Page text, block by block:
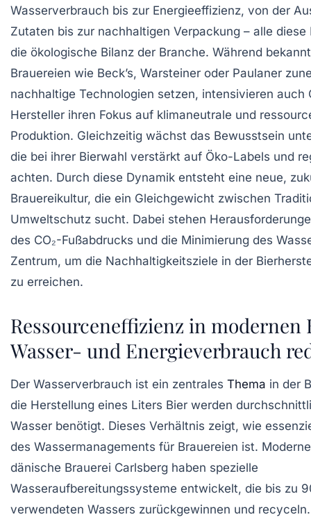
Wasserverbrauch bis zur Energieeffizienz, von der
Zutaten bis zur nachhaltigen Verpackung – alle diese
die ökologische Bilanz der Branche. Während
Brauereien wie Beck’s, Warsteiner oder Paulaner
nachhaltige Technologien setzen, intensivieren auch
Hersteller ihren Fokus auf klimaneutrale und
Produktion. Gleichzeitig wächst das Bewusstsein
die bei ihrer Bierwahl verstärkt auf Öko-Labels und
achten. Durch diese Dynamik entsteht eine neue,
Brauereikultur, die ein Gleichgewicht zwischen
Umweltschutz sucht. Dabei stehen
des CO₂-Fußabdrucks und die Minimierung des
Zentrum, um die Nachhaltigkeitsziele in der
zu erreichen.
Ressourceneffizienz in modernen
Wasser- und Energieverbrauch
Der Wasserverbrauch ist ein zentrales Thema in der
die Herstellung eines Liters Bier werden
Wasser benötigt. Dieses Verhältnis zeigt, wie
des Wassermanagements für Brauereien ist.
dänische Brauerei Carlsberg haben spezielle
Wasseraufbereitungssysteme entwickelt, die bis zu
verwendeten Wassers zurückgewinnen und